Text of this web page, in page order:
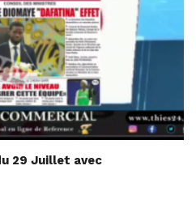
29 Juillet avec